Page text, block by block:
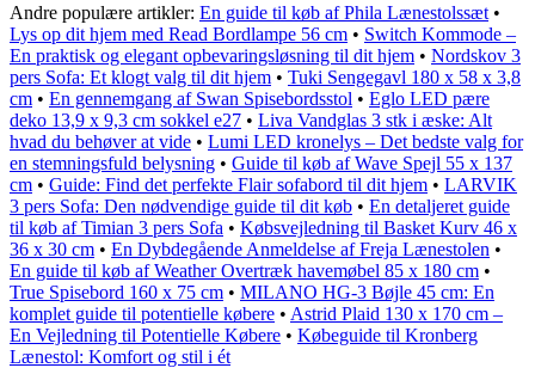
Andre populære artikler: En guide til køb af Phila Lænestolssæt •
Lys op dit hjem med Read Bordlampe 56 cm • Switch Kommode –
En praktisk og elegant opbevaringsløsning til dit hjem • Nordskov 3
pers Sofa: Et klogt valg til dit hjem • Tuki Sengegavl 180 x 58 x 3,8
cm • En gennemgang af Swan Spisebordsstol • Eglo LED pære
deko 13,9 x 9,3 cm sokkel e27 • Liva Vandglas 3 stk i æske: Alt
hvad du behøver at vide • Lumi LED kronelys – Det bedste valg for
en stemningsfuld belysning • Guide til køb af Wave Spejl 55 x 137
cm • Guide: Find det perfekte Flair sofabord til dit hjem • LARVIK
3 pers Sofa: Den nødvendige guide til dit køb • En detaljeret guide
til køb af Timian 3 pers Sofa • Købsvejledning til Basket Kurv 46 x
36 x 30 cm • En Dybdegående Anmeldelse af Freja Lænestolen •
En guide til køb af Weather Overtræk havemøbel 85 x 180 cm •
True Spisebord 160 x 75 cm • MILANO HG-3 Bøjle 45 cm: En
komplet guide til potentielle købere • Astrid Plaid 130 x 170 cm –
En Vejledning til Potentielle Købere • Købeguide til Kronberg
Lænestol: Komfort og stil i ét